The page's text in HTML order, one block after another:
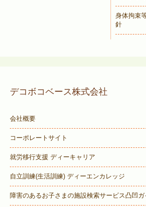
身体拘束
針
デコボコベース株式会社
会社概要
コーポレートサイト
就労移行支援 ディーキャリア
自立訓練(生活訓練) ディーエンカレッジ
障害のあるお子さまの施設検索サービス凸凹ガ